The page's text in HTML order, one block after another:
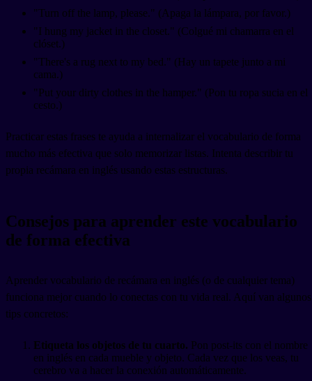
"Turn off the lamp, please." (Apaga la lámpara, por favor.)
"I hung my jacket in the closet." (Colgué mi chamarra en el
clóset.)
"There's a rug next to my bed." (Hay un tapete junto a mi
cama.)
"Put your dirty clothes in the hamper." (Pon tu ropa sucia en el
cesto.)
Practicar estas frases te ayuda a internalizar el vocabulario de forma
mucho más efectiva que solo memorizar listas. Intenta describir tu
propia recámara en inglés usando estas estructuras.
Consejos para aprender este vocabulario
de forma efectiva
Aprender vocabulario de recámara en inglés (o de cualquier tema)
funciona mejor cuando lo conectas con tu vida real. Aquí van algunos
tips concretos:
Etiqueta los objetos de tu cuarto. Pon post-its con el nombre
en inglés en cada mueble y objeto. Cada vez que los veas, tu
cerebro va a hacer la conexión automáticamente.